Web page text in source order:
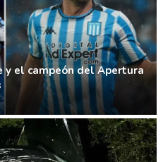
y el campeón del Apertura